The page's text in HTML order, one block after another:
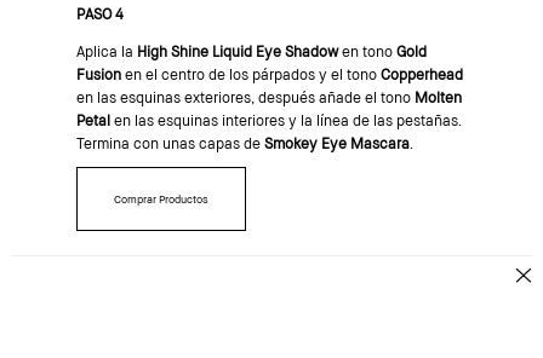
PASO 4
Aplica la High Shine Liquid Eye Shadowen tono Gold
Fusionen el centro de los párpados y el tono Copperhead
en las esquinas exteriores, después añade el tono Molten
Petalen las esquinas interiores y la línea de las pestañas.
Termina con unas capas de Smokey Eye Mascara.
Comprar Productos